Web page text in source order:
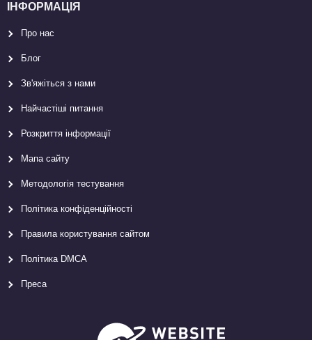
ІНФОРМАЦІЯ
Про нас
Блог
Зв'яжіться з нами
Найчастіші питання
Розкриття інформації
Мапа сайту
Методологія тестування
Політика конфіденційності
Правила користування сайтом
Політика DMCA
Преса